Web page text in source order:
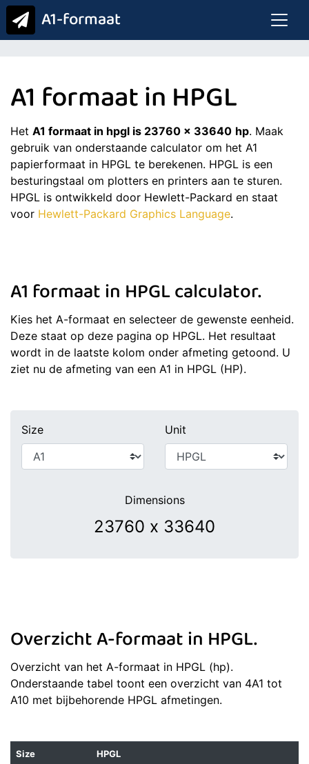
A1-formaat
A1 formaat in HPGL
Het A1 formaat in hpgl is 23760 x 33640 hp. Maak
gebruik van onderstaande calculator om het A1
papierformaat in HPGL te berekenen. HPGL is een
besturingstaal om plotters en printers aan te sturen.
HPGL is ontwikkeld door Hewlett-Packard en staat
voor Hewlett-Packard Graphics Language.
A1 formaat in HPGL calculator.
Kies het A-formaat en selecteer de gewenste eenheid.
Deze staat op deze pagina op HPGL. Het resultaat
wordt in de laatste kolom onder afmeting getoond. U
ziet nu de afmeting van een A1 in HPGL (HP).
Size Unit
Dimensions
Overzicht A-formaat in HPGL.
Overzicht van het A-formaat in HPGL (hp).
Onderstaande tabel toont een overzicht van 4A1 tot
A10 met bijbehorende HPGL afmetingen.
Size HPGL